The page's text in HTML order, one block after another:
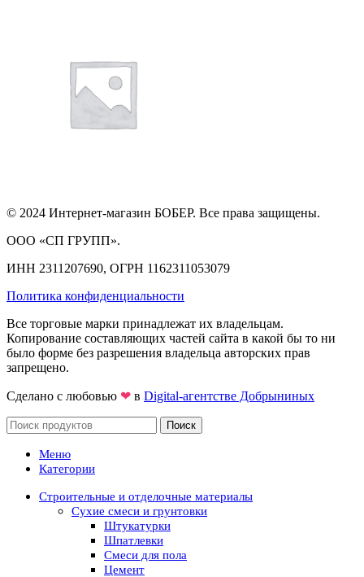
© 2024 Интернет-магазин БОБЕР. Все права защищены.
ООО «СП ГРУПП».
ИНН 2311207690, ОГРН 1162311053079
Политика конфиденциальности
Все торговые марки принадлежат их владельцам.
Копирование составляющих частей сайта в какой бы то ни
было форме без разрешения владельца авторских прав
запрещено.
Сделано с любовью ❤ в Digital-агентстве Добрыниных
Поиск
Меню
Категории
Строительные и отделочные материалы
Сухие смеси и грунтовки
Штукатурки
Шпатлевки
Смеси для пола
Цемент